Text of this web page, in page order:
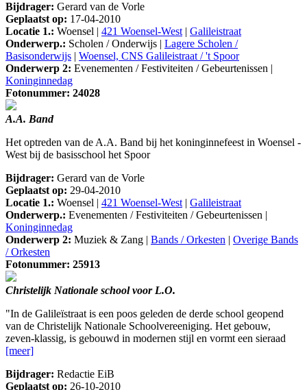
Bijdrager: Gerard van de Vorle
Geplaatst op: 17-04-2010
Locatie 1.: Woensel | 421 Woensel-West| Galileistraat
Onderwerp.: Scholen / Onderwijs | Lagere Scholen /
Basisonderwijs | Woensel, CNS Galileistraat / 't Spoor
Onderwerp 2: Evenementen / Festiviteiten / Gebeurtenissen |
Koninginnedag
Fotonummer: 24028
A.A. Band
Het optreden van de A.A. Band bij het koninginnefeest in Woensel -
West bij de basisschool het Spoor
Bijdrager: Gerard van de Vorle
Geplaatst op: 29-04-2010
Locatie 1.: Woensel | 421 Woensel-West| Galileistraat
Onderwerp.: Evenementen / Festiviteiten / Gebeurtenissen |
Koninginnedag
Onderwerp 2: Muziek & Zang | Bands / Orkesten | Overige Bands
/ Orkesten
Fotonummer: 25913
Christelijk Nationale school voor L.O.
"In de Galileïstraat is een poos geleden de derde school geopend
van de Christelijk Nationale Schoolvereeniging. Het gebouw,
zeven-klassig, is gebouwd in modernen stijl en vormt een sieraad
[meer]
Bijdrager: Redactie EiB
Geplaatst op: 26-10-2010